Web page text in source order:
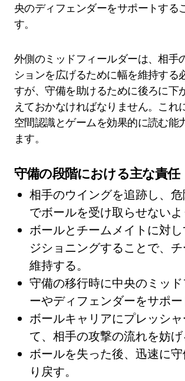
央のディフェンダーをサポートする
す。
外側のミッドフィールダーは、相手
ションを広げるために幅を維持する
すが、守備を助けるために後ろに下
えておかなければなりません。これ
空間認識とゲームを効果的に読む能
ます。
守備の段階における主な責任
相手のウイングを追跡し、
でボールを受け取らせないよ
ボールとチームメイトに対
ジショニングすることで、
維持する。
守備の移行時に中央のミッ
ーやディフェンダーをサポー
ボールキャリアにプレッシ
て、相手の攻撃の流れを妨げ
ボールを失った後、迅速に
り戻す。